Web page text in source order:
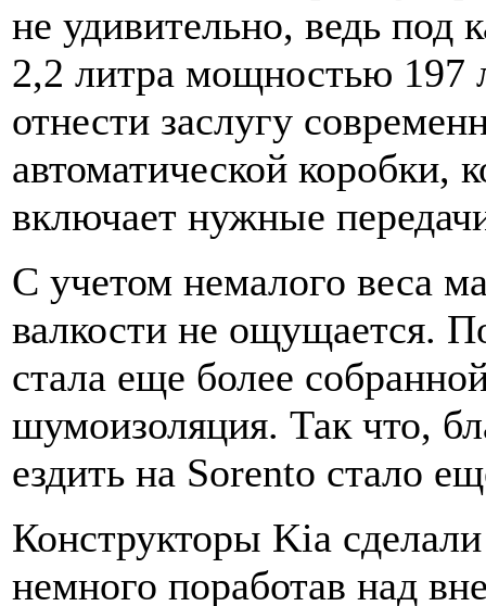
не удивительно, ведь под
2,2 литра мощностью
отнести заслугу
автоматической коробки,
включает нужные
С учетом немалого веса
валкости не ощущается.
стала еще более
шумоизоляция. Так что,
ездить на Sorento стало
Конструкторы Kia
немного поработав над